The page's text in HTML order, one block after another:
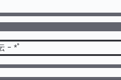
宣伝ｰ 宣伝 ｰ *ﾟ